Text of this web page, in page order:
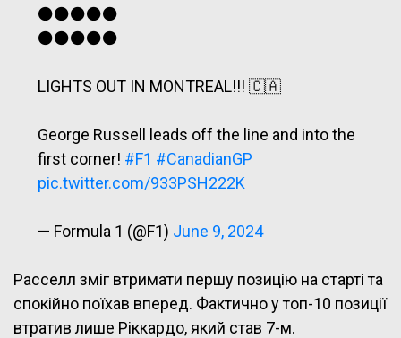
⚫️⚫️⚫️⚫️⚫️
⚫️⚫️⚫️⚫️⚫️
LIGHTS OUT IN MONTREAL!!! 🇨🇦
George Russell leads off the line and into the
first corner! #F1 #CanadianGP
pic.twitter.com/933PSH222K
— Formula 1 (@F1) June 9, 2024
Расселл зміг втримати першу позицію на старті та
спокійно поїхав вперед. Фактично у топ-10 позиції
втратив лише Ріккардо, який став 7-м.